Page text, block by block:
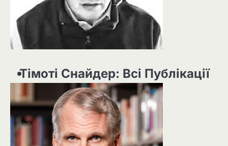
Тімоті Снайдер: Всі Публікації